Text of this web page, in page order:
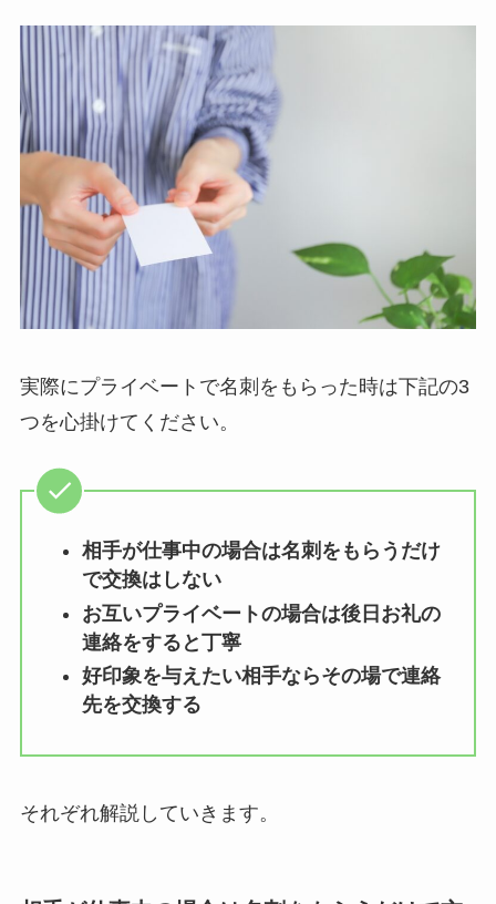
実際にプライベートで名刺をもらった時は下記の3
つを心掛けてください。
相手が仕事中の場合は名刺をもらうだけ
で交換はしない
お互いプライベートの場合は後日お礼の
連絡をすると丁寧
好印象を与えたい相手ならその場で連絡
先を交換する
それぞれ解説していきます。